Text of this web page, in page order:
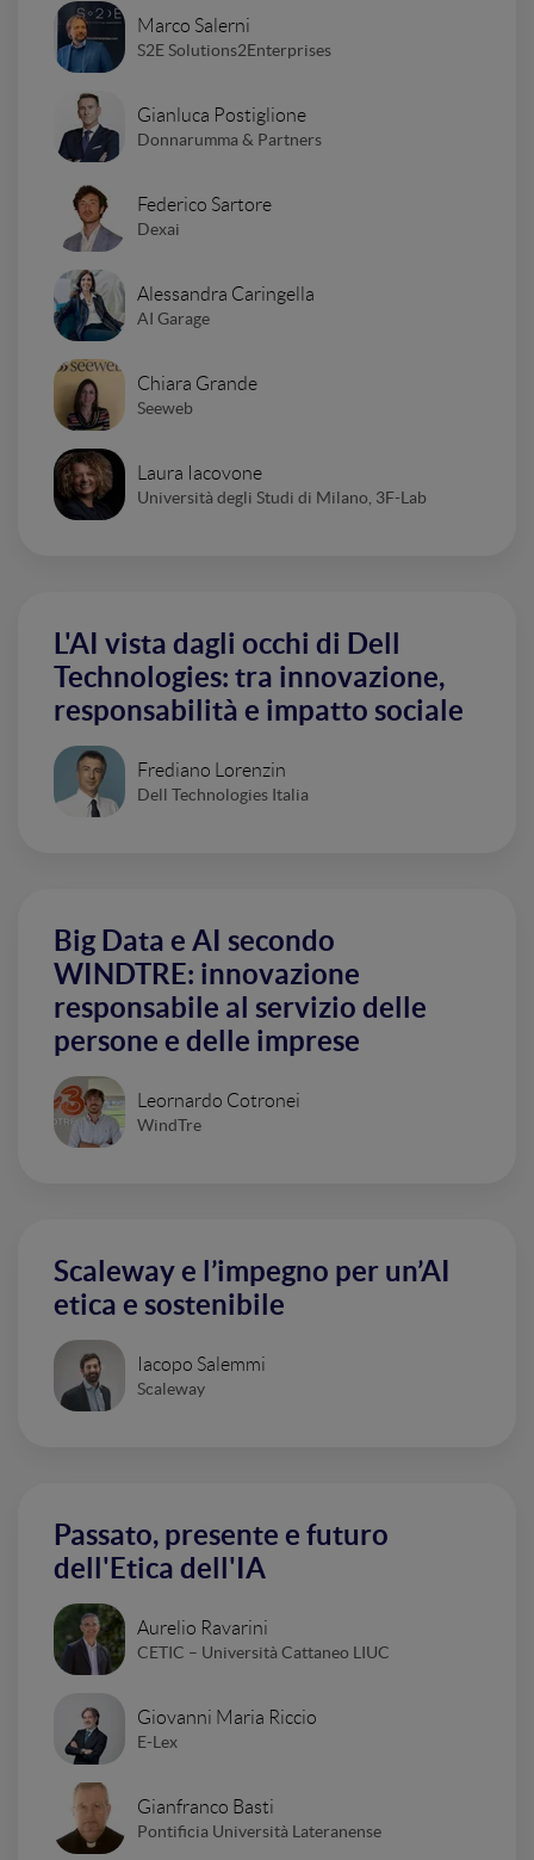
Marco Salerni
S2E Solutions2Enterprises
Gianluca Postiglione
Donnarumma & Partners
Federico Sartore
Dexai
Alessandra Caringella
AI Garage
Chiara Grande
Seeweb
Laura Iacovone
Università degli Studi di Milano, 3F-Lab
L'AI vista dagli occhi di Dell
Technologies: tra innovazione,
responsabilità e impatto sociale
Frediano Lorenzin
Dell Technologies Italia
Big Data e AI secondo
WINDTRE: innovazione
responsabile al servizio delle
persone e delle imprese
Leornardo Cotronei
WindTre
Scaleway e l’impegno per un’AI
etica e sostenibile
Iacopo Salemmi
Scaleway
Passato, presente e futuro
dell'Etica dell'IA
Aurelio Ravarini
CETIC – Università Cattaneo LIUC
Giovanni Maria Riccio
E-Lex
Gianfranco Basti
Pontificia Università Lateranense